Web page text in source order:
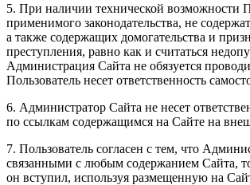
5. При наличии технической возможности
применимого законодательства, не
а также содержащих домогательства и
преступления, равно как и считаться
Администрация Сайта не обязуется
Пользователь несет ответственность
6. Администратор Сайта не несет
по ссылкам содержащимся на Сайте на
7. Пользователь согласен с тем, что
связанными с любым содержанием Сайта,
он вступил, используя размещенную на